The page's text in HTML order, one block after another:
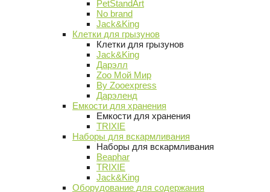
PetStandArt
No brand
Jack&King
Клетки для грызунов
Клетки для грызунов
Jack&King
Дарэлл
Zoo Мой Мир
By Zooexpress
Дарэленд
Емкости для хранения
Емкости для хранения
TRIXIE
Наборы для вскармливания
Наборы для вскармливания
Beaphar
TRIXIE
Jack&King
Оборудование для содержания